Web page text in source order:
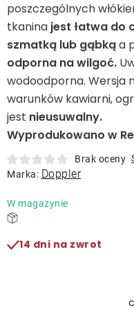
Markowane marki
O nas
Kontakt
poszczególnych
tkanina jest łatwa do
szmatką lub gąbkąa
odporna na wilgoć.
wodoodporna. Wersja
warunków kawiarni,
jest nieusuwalny.
Wyprodukowano w
Brak oceny
Marka: Doppler
W magazynie
14 dni na zwrot